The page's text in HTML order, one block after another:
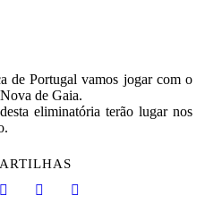
de Portugal vamos jogar com o
de Gaia.
eliminatória terão lugar nos